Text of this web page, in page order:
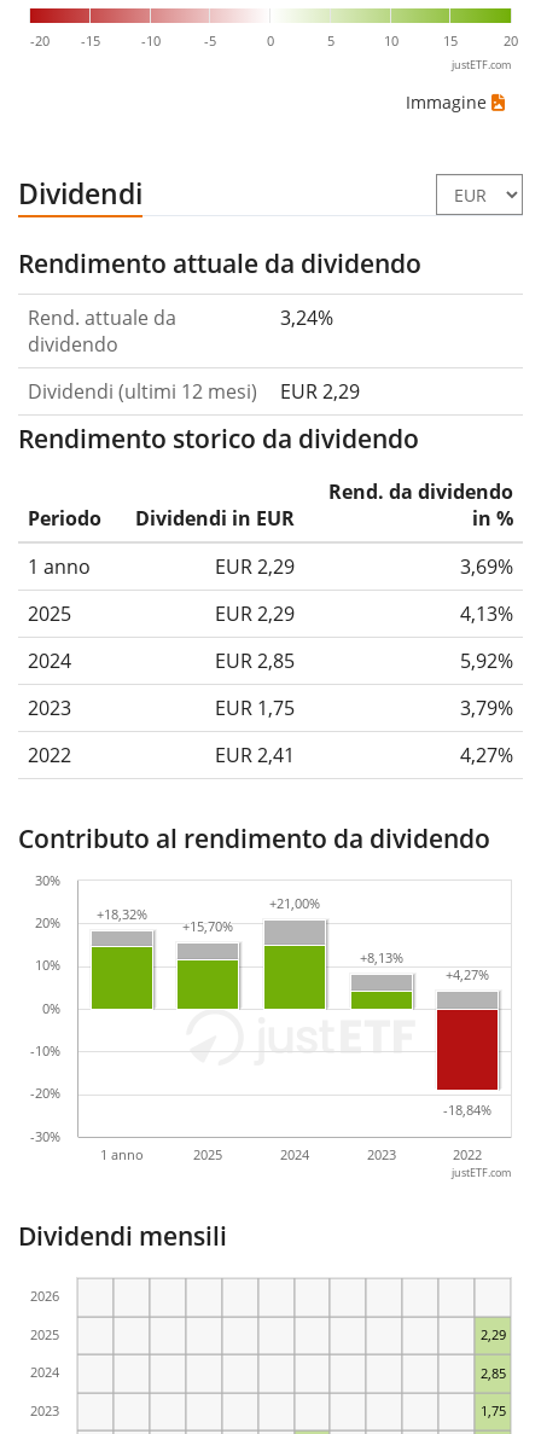
-20 -15 -10 -5 0 5 10 15 20
justETF.com
Immagine
Dividendi
Rendimento attuale da dividendo
Rend. attuale da
dividendo
3,24%
Dividendi (ultimi 12 mesi) EUR 2,29
Rendimento storico da dividendo
Periodo Dividendi in EUR
Rend. da dividendo
in %
1 anno
EUR 2,29
3,69%
2025
EUR 2,29
4,13%
2024
EUR 2,85
5,92%
2023
EUR 1,75
3,79%
2022
EUR 2,41 4,27%
Contributo al rendimento da dividendo
-18,84%
-18,84%
+18,32%
+18,32%
+15,70%
+15,70%
+21,00%
+21,00%
+8,13%
+8,13%
+4,27%
+4,27%
1 anno 2025 2024 2023 2022
-30%
-20%
-10%
0%
10%
20%
30%
justETF.com
Dividendi mensili
1,75
2,85
2,29
2023
2024
2025
2026